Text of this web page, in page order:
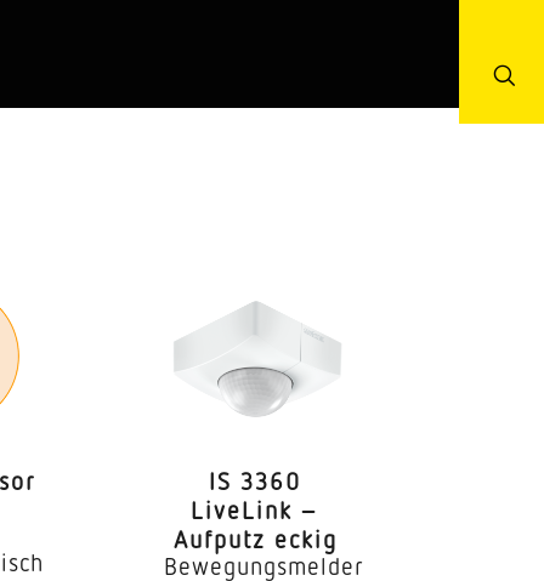
Leichtbauwände
IS 3360
LiveLink –
Aufputz eckig
Bewegungsmelder